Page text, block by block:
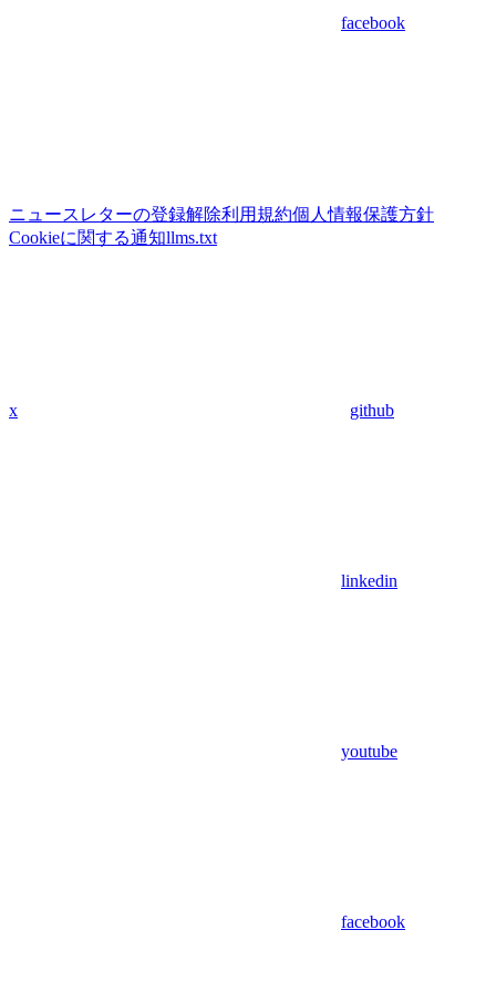
facebook
ニュースレターの登録解除利用規約個人情報保護方針
Cookieに関する通知llms.txt
x github
linkedin
youtube
facebook